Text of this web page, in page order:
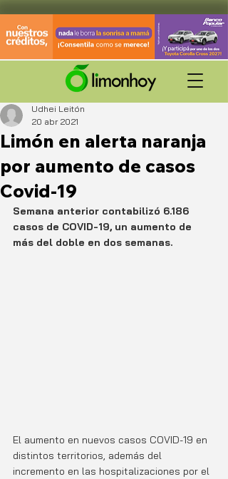
Limón en alerta naranja
por aumento de casos
Covid-19
Udhei Leitón
20 abr 2021
Semana anterior contabilizó 6.186
casos de COVID-19, un aumento de
más del doble en dos semanas.
El aumento en nuevos casos COVID-19 en
distintos territorios, además del
incremento en las hospitalizaciones por el